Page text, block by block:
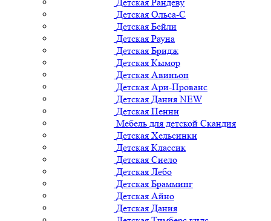
Детская Ольса-С
Детская Бейли
Детская Рауна
Детская Бридж
Детская Кымор
Детская Авиньон
Детская Ари-Прованс
Детская Дания NEW
Детская Пенни
Мебель для детской Скандия
Детская Хельсинки
Детская Классик
Детская Сиело
Детская Лебо
Детская Брамминг
Детская Айно
Детская Дания